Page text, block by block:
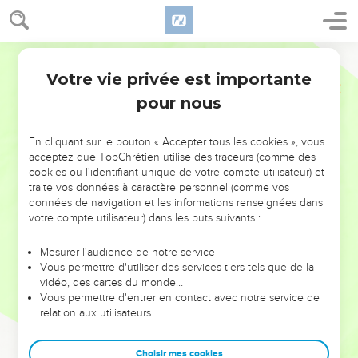
NE MANQUEZ PAS L’ÉVÉNEMENT
DE L’ANNÉE !
ET SI LEURS ERREURS POUVAIENT VOUS ÉVITER LES
VOTRES ?
leur foi ou leur vision. Mais on voit moins les doutes, les erreurs
et les saisons difficiles qu'ils ont traversés, alors même que ce
sont elles qui les ont façonnés.
Dans cette conférence, leaders, entrepreneurs, et responsables
clés pour avancer avec plus de sagesse afin que leurs erreurs
Votre vie privée est importante
pour nous
En cliquant sur le bouton « Accepter tous les cookies », vous
acceptez que TopChrétien utilise des traceurs (comme des
cookies ou l'identifiant unique de votre compte utilisateur) et
traite vos données à caractère personnel (comme vos
données de navigation et les informations renseignées dans
votre compte utilisateur) dans les buts suivants :
Mesurer l'audience de notre service
Vous permettre d'utiliser des services tiers tels que de la
vidéo, des cartes du monde…
Vous permettre d'entrer en contact avec notre service de
relation aux utilisateurs.
Choisir mes cookies